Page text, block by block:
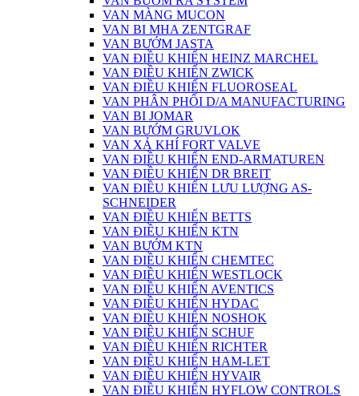
VAN MÀNG MUCON
VAN BI MHA ZENTGRAF
VAN BƯỚM JASTA
VAN ĐIỀU KHIỂN HEINZ MARCHEL
VAN ĐIỀU KHIỂN ZWICK
VAN ĐIỀU KHIỂN FLUOROSEAL
VAN PHÂN PHỐI D/A MANUFACTURING
VAN BI JOMAR
VAN BƯỚM GRUVLOK
VAN XẢ KHÍ FORT VALVE
VAN ĐIỀU KHIỂN END-ARMATUREN
VAN ĐIỀU KHIỂN DR BREIT
VAN ĐIỀU KHIỂN LƯU LƯỢNG AS-
SCHNEIDER
VAN ĐIỀU KHIỂN BETTS
VAN ĐIỀU KHIỂN KTN
VAN BƯỚM KTN
VAN ĐIỀU KHIỂN CHEMTEC
VAN ĐIỀU KHIỂN WESTLOCK
VAN ĐIỀU KHIỂN AVENTICS
VAN ĐIỀU KHIỂN HYDAC
VAN ĐIỀU KHIỂN NOSHOK
VAN ĐIỀU KHIỂN SCHUF
VAN ĐIỀU KHIỂN RICHTER
VAN ĐIỀU KHIỂN HAM-LET
VAN ĐIỀU KHIỂN HYVAIR
VAN ĐIỀU KHIỂN HYFLOW CONTROLS